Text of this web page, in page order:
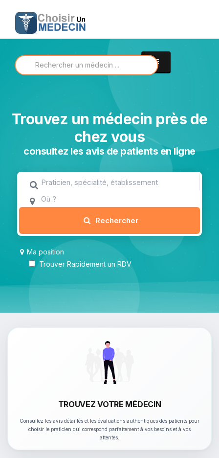
Trouvez un médecin près de
chez vous
consultez les avis de patients en ligne
Rechercher
Ma position
Trouver Rapidement un RDV
TROUVEZ VOTRE MÉDECIN
Consultez les avis détaillés et les évaluations authentiques des patients pour
choisir le praticien qui correspond parfaitement à vos besoins et à vos
attentes.